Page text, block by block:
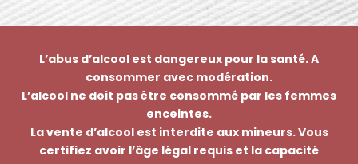
L’abus d’alcool est dangereux pour la santé. A
consommer avec modération.
L’alcool ne doit pas être consommé par les femmes
enceintes.
La vente d’alcool est interdite aux mineurs. Vous
certifiez avoir l’âge légal requis et la capacité